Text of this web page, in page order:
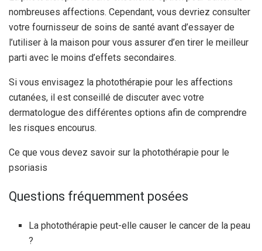
nombreuses affections. Cependant, vous devriez consulter
votre fournisseur de soins de santé avant d’essayer de
l’utiliser à la maison pour vous assurer d’en tirer le meilleur
parti avec le moins d’effets secondaires.
Si vous envisagez la photothérapie pour les affections
cutanées, il est conseillé de discuter avec votre
dermatologue des différentes options afin de comprendre
les risques encourus.
Ce que vous devez savoir sur la photothérapie pour le
psoriasis
Questions fréquemment posées
La photothérapie peut-elle causer le cancer de la peau
?